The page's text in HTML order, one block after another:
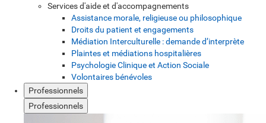
Services d'aide et d'accompagnements
Assistance morale, religieuse ou philosophique
Droits du patient et engagements
Médiation Interculturelle : demande d’interprète
Plaintes et médiations hospitalières
Psychologie Clinique et Action Sociale
Volontaires bénévoles
Professionnels
Professionnels